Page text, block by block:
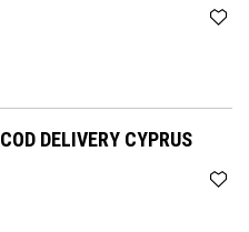
COD DELIVERY CYPRUS